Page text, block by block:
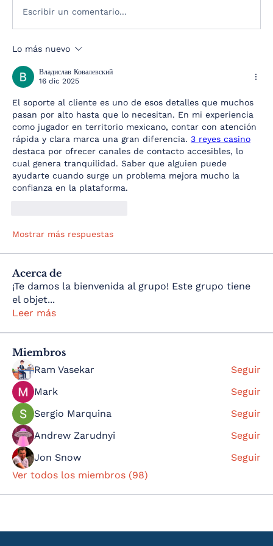
Escribir un comentario...
Lo más nuevo
Владислав Ковалевский
16 dic 2025
El soporte al cliente es uno de esos detalles que muchos
pasan por alto hasta que lo necesitan. En mi experiencia
como jugador en territorio mexicano, contar con atención
rápida y clara marca una gran diferencia. 3 reyes casino
destaca por ofrecer canales de contacto accesibles, lo
cual genera tranquilidad. Saber que alguien puede
ayudarte cuando surge un problema mejora mucho la
confianza en la plataforma.
Mostrar más respuestas
Acerca de
¡Te damos la bienvenida al grupo! Este grupo tiene
el objet...
Leer más
Miembros
Ram Vasekar
Seguir
Mark
Seguir
Sergio Marquina
Seguir
Andrew Zarudnyi
Seguir
Jon Snow
Seguir
Ver todos los miembros (98)